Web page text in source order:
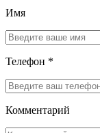
Имя
Телефон *
Комментарий